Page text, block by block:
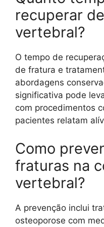
recuperar
vertebral?
O tempo de
de fratura e
abordagens
significativa pode
com procedimentos
pacientes relatam
Como
fraturas na
vertebral?
A prevenção inclui
osteoporose com